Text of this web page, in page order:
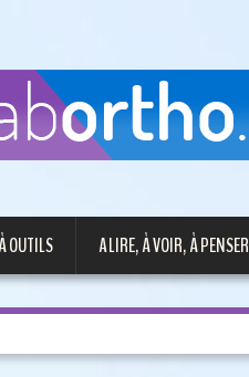
OUTILS A LIRE, À VOIR, À PENSER